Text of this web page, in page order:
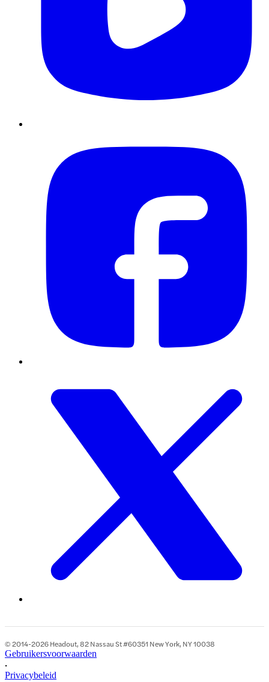
© 2014-2026 Headout, 82 Nassau St #60351 New York, NY 10038
Gebruikersvoorwaarden
•
Privacybeleid